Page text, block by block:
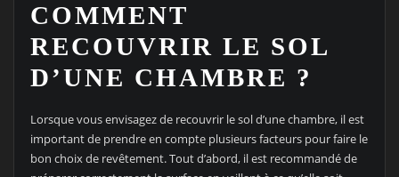
COMMENT
RECOUVRIR LE SOL
D’UNE CHAMBRE ?
Lorsque vous envisagez de recouvrir le sol d’une chambre, il est
important de prendre en compte plusieurs facteurs pour faire le
bon choix de revêtement. Tout d’abord, il est recommandé de